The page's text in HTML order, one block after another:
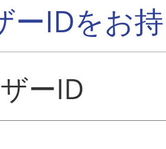
ーIDをお
ーID